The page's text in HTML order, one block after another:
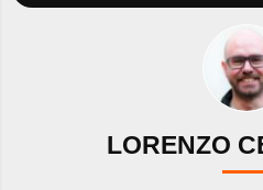
LORENZO